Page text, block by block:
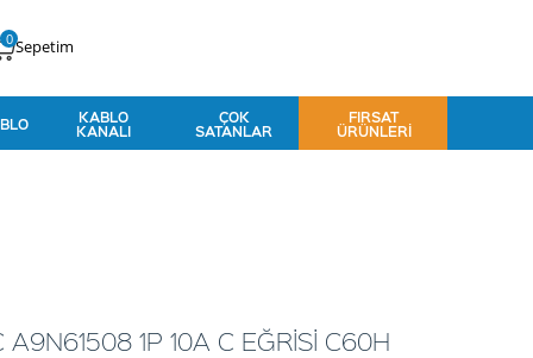
Sepetim
0
KABLO
KANALI
ÇOK
SATANLAR
FIRSAT
ÜRÜNLERI
A9N61508 1P 10A C EĞRİSİ C60H